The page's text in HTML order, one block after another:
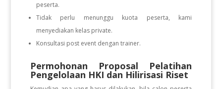
peserta.
Tidak perlu menunggu kuota peserta, kami
menyediakan kelas private.
Konsultasi post event dengan trainer.
Permohonan Proposal Pelatihan
Pengelolaan HKI dan Hilirisasi Riset